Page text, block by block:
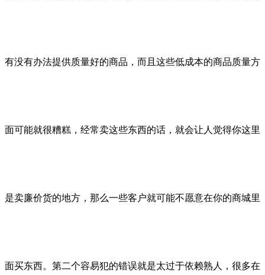
有没有办法提供质量好的商品，而且这些低成本的商品质量方
面可能就很糟糕，经常卖这些东西的话，就会让人觉得你这里
是卖廉价货的地方，那么一些客户就可能不愿意在你的商城里
面买东西。第二个容易犯的错误就是太过于依赖熟人，很多在